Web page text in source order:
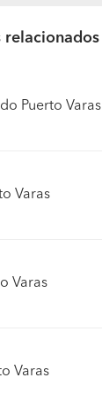
relacionados
Puerto Varas
Varas
Varas
Varas